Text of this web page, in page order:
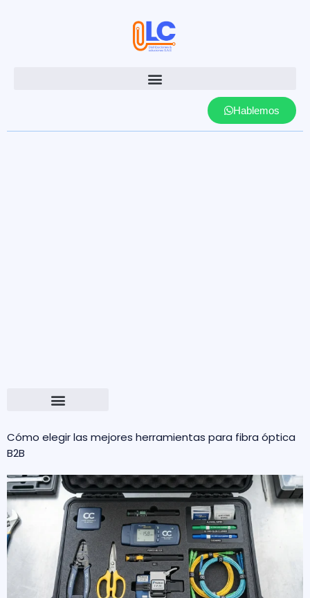
Hablemos
Cómo elegir las mejores herramientas para fibra óptica
B2B